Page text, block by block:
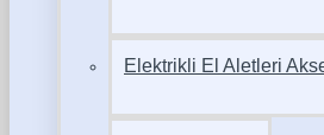
Elektrikli El Aletleri